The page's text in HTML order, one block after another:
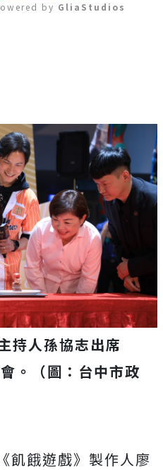
by GliaStudios
持人孫協志出席
。（圖：台中市政
飢餓遊戲》製作人廖